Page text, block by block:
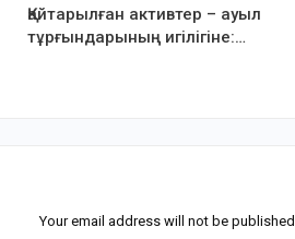
Қайтарылған активтер – ауыл
тұрғындарының игілігіне:…
Your email address will not be published.